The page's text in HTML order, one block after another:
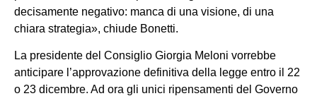
decisamente negativo: manca di una visione, di una
chiara strategia», chiude Bonetti.
La presidente del Consiglio Giorgia Meloni vorrebbe
anticipare l’approvazione definitiva della legge entro il 22
o 23 dicembre. Ad ora gli unici ripensamenti del Governo